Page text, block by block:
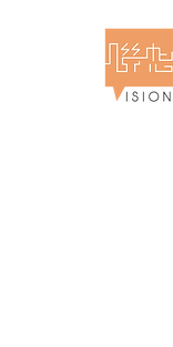
食物攝影專門
Food